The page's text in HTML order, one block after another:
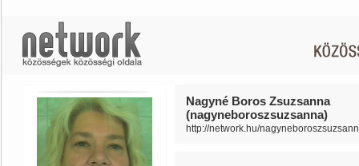
Nagyné Boros Zsuzsanna
(nagyneboroszsuzsanna)
http://network.hu/